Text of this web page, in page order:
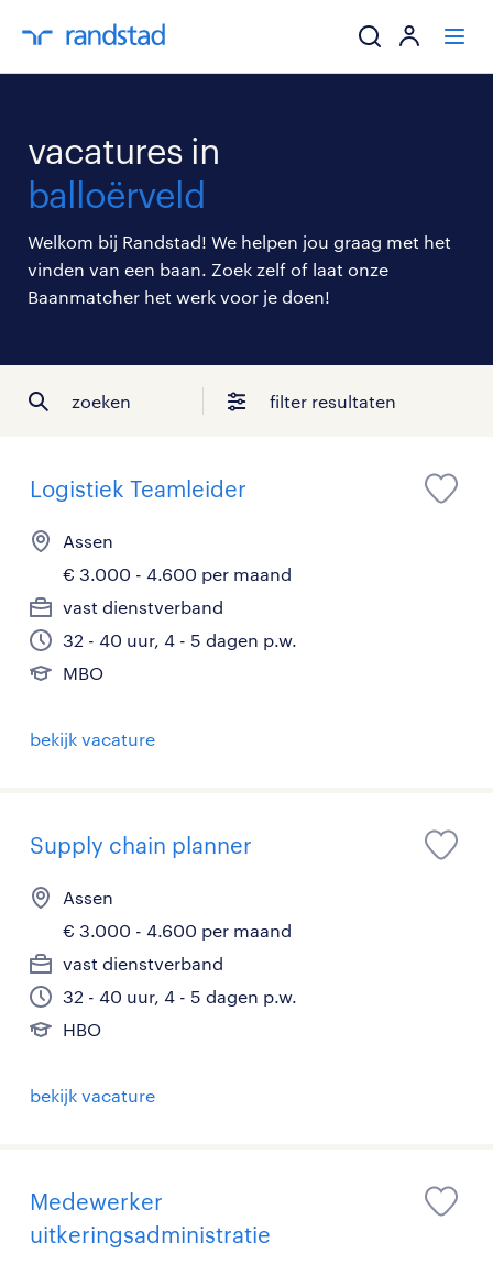
mijn carrière
over randstad
vacatures in
balloërveld
Welkom bij Randstad! We helpen jou graag met het
vinden van een baan. Zoek zelf of laat onze
Baanmatcher het werk voor je doen!
zoeken filter resultaten
Logistiek Teamleider
Assen
€ 3.000 - 4.600 per maand
vast dienstverband
32 - 40 uur, 4 - 5 dagen p.w.
MBO
bekijk vacature
Supply chain planner
Assen
€ 3.000 - 4.600 per maand
vast dienstverband
32 - 40 uur, 4 - 5 dagen p.w.
HBO
bekijk vacature
Medewerker
uitkeringsadministratie